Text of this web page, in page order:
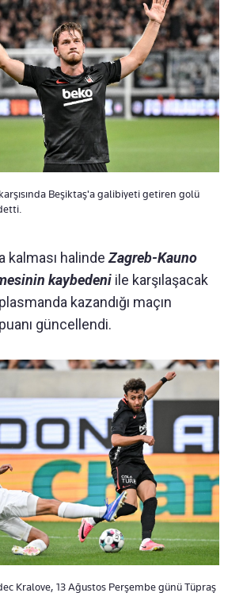
Beşiktaş'a galibiyeti getiren golü
kalması halinde Zagreb-Kauno
kaybedeni ile karşılaşacak
kazandığı maçın
güncellendi.
Kralove, 13 Ağustos Perşembe günü Tüpraş